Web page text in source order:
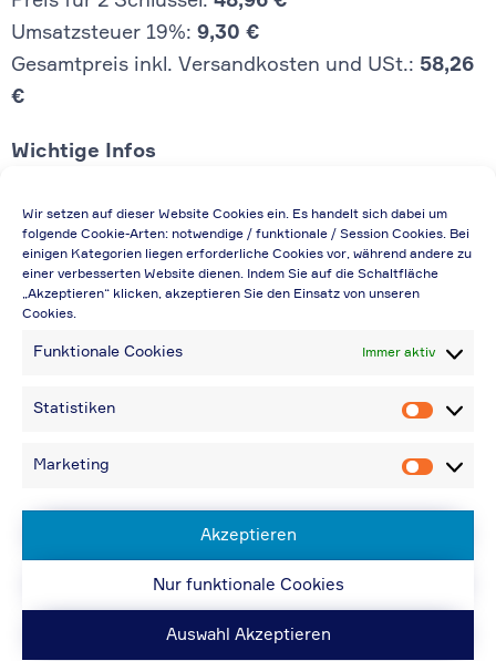
Wir setzen auf dieser Website Cookies ein. Es handelt sich dabei um
folgende Cookie-Arten: notwendige / funktionale / Session Cookies. Bei
einigen Kategorien liegen erforderliche Cookies vor, während andere zu
einer verbesserten Website dienen. Indem Sie auf die Schaltfläche
„Akzeptieren“ klicken, akzeptieren Sie den Einsatz von unseren
Cookies.
Funktionale Cookies Immer aktiv
Statistiken
Marketing
Akzeptieren
Nur funktionale Cookies
Auswahl Akzeptieren
Umsatzsteuer 19%: 9,30 €
Gesamtpreis inkl. Versandkosten und USt.: 58,26
€
Wichtige Infos
Die Preisangabe gilt auch für
Handelsbetriebe (Netto-Preis, ohne
Rabattabzug)
Falls durch Falschangaben im Bestellformular
Bei Rückfragen können Sie uns über die E-
Bei Angabe von USt-IdNr und Bestellungen
| Website: ORIS